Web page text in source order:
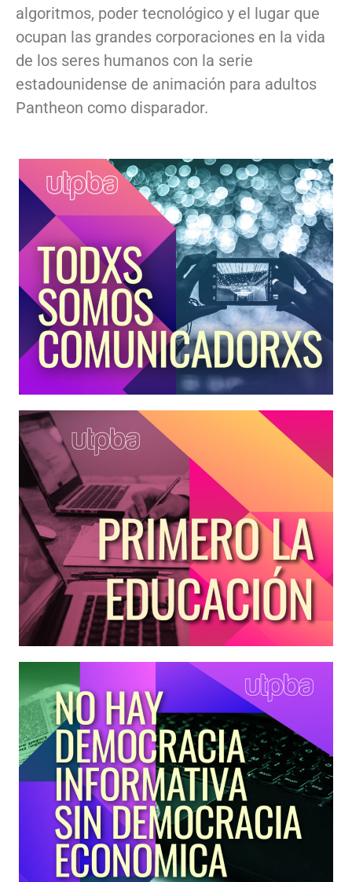
algoritmos, poder tecnológico y el lugar que
ocupan las grandes corporaciones en la vida
de los seres humanos con la serie
estadounidense de animación para adultos
Pantheon como disparador.